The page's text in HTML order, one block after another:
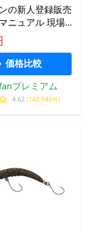
の新人登録販売
ニュアル 現場
!/高橋伊津美/ユ
録販売者実務研
価格比較
プレミアム
4.62 (140,946件)